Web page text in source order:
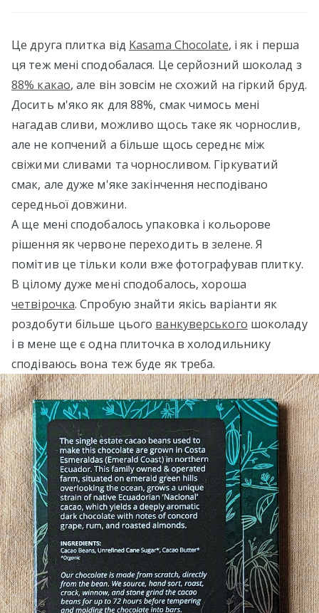
Це друга плитка від Kasama Chocolate, і як і перша
ця теж мені сподобалася. Це серйозний шоколад з
88% какао, але він зовсім не схожий на гіркий бруд.
Досить м'яко як для 88%, смак чимось мені
нагадав сливи, можливо щось таке як чорнослив,
але не копчений а більше щось середнє між
свіжими сливами та чорносливом. Гіркуватий
смак, але дуже м'яке закінчення несподівано
середньої довжини.
А ще мені сподобалось упаковка і кольорове
рішення як червоне переходить в зелене. Я
помітив це тільки коли вже фотографував плитку.
В цілому дуже мені сподобалось, хороша
четвірочка. Спробую знайти якісь варіанти як
роздобути більше цього ванкуверського шоколаду
і в мене ще є одна плиточка в холодильнику
сподіваюсь вона теж буде як треба.